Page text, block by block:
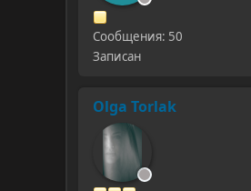
Сообщения: 50
Записан
Olga Torlak